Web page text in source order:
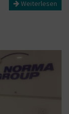
Weiterlesen